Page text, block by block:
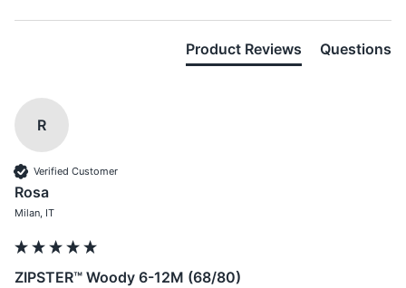
Product Reviews Questions
R
Verified Customer
Rosa
Milan, IT
ZIPSTER™ Woody 6-12M (68/80)